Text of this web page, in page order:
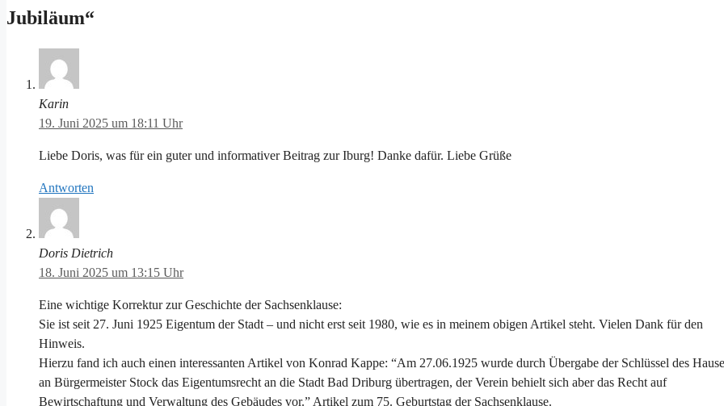
Jubiläum“
Karin
19. Juni 2025 um 18:11 Uhr
Liebe Doris, was für ein guter und informativer Beitrag zur Iburg! Danke dafür. Liebe Grüße
Antworten
Doris Dietrich
18. Juni 2025 um 13:15 Uhr
Eine wichtige Korrektur zur Geschichte der Sachsenklause:
Sie ist seit 27. Juni 1925 Eigentum der Stadt – und nicht erst seit 1980, wie es in meinem obigen Artikel steht. Vielen Dank für den
Hinweis.
Hierzu fand ich auch einen interessanten Artikel von Konrad Kappe: “Am 27.06.1925 wurde durch Übergabe der Schlüssel des
an Bürgermeister Stock das Eigentumsrecht an die Stadt Bad Driburg übertragen, der Verein behielt sich aber das Recht auf
Bewirtschaftung und Verwaltung des Gebäudes vor.” Artikel zum 75. Geburtstag der Sachsenklause.